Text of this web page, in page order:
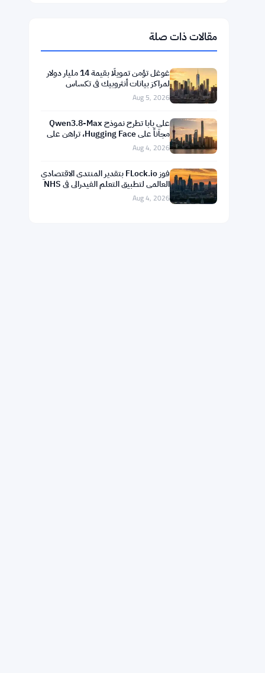
BNB
BNB
$591.18
▼ -0.15%
Solana
SOL
$73.9102
▲ +1.85%
XRP
XRP